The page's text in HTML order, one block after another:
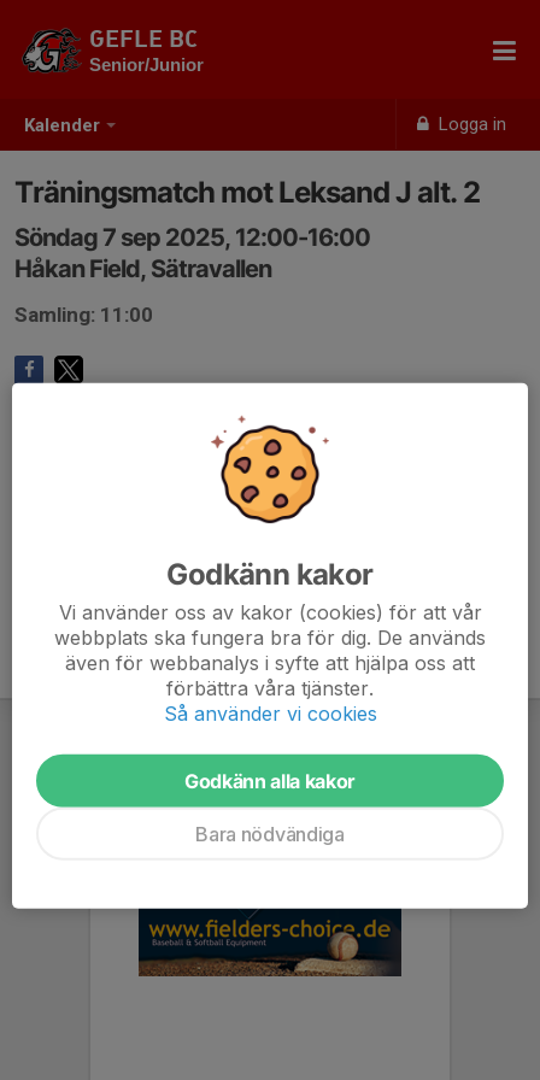
Kalender Logga in
GEFLE BC
Senior/Junior
Träningsmatch mot Leksand J alt. 2
Söndag 7 sep 2025, 12:00-16:00
Håkan Field, Sätravallen
Samling: 11:00
Godkänn kakor
Vi använder oss av kakor (cookies) för att vår
webbplats ska fungera bra för dig. De används
även för webbanalys i syfte att hjälpa oss att
förbättra våra tjänster.
Så använder vi cookies
Godkänn alla kakor
Bara nödvändiga